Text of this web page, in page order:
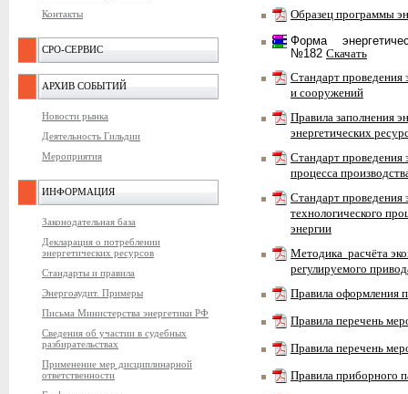
Контакты
СРО-СЕРВИС
АРХИВ СОБЫТИЙ
Новости рынка
Деятельность Гильдии
Мероприятия
ИНФОРМАЦИЯ
Законодательная база
Декларация о потреблении
энергетических ресурсов
Стандарты и правила
Энергоаудит. Примеры
Письма Министерства энергетики РФ
Сведения об участии в судебных
разбирательствах
Применение мер дисциплинарной
ответственности
Образец программы
Форма
№182 Скачать
Стандарт проведения
и сооружений
Правила заполнения
энергетических
Стандарт проведения
процесса
Стандарт проведения
технологического
энергии
Методика расчёта
регулируемого
Правила оформления
Правила перечень
Правила перечень
Правила приборного